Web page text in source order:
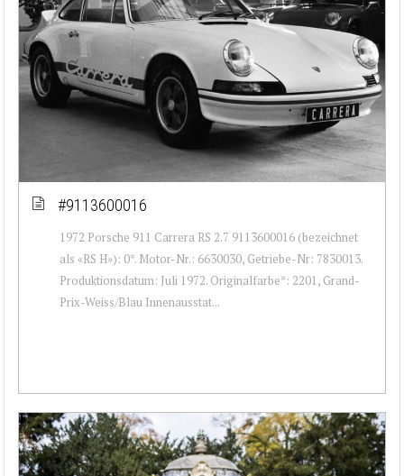
#9113600016
1972 Porsche 911 Carrera RS 2.7 9113600016 (bezeichnet
als «RS H»): 0*. Motor-Nr.: 6630030, Getriebe-Nr: 7830013.
Produktionsdatum: Juli 1972. Originalfarbe*: 2201, Grand-
Prix-Weiss/Blau Innenausstat...